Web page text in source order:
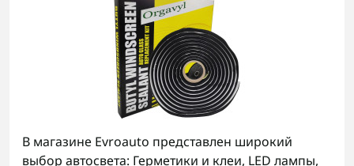
В магазине Evroauto представлен широкий
выбор автосвета: Герметики и клеи, LED лампы,